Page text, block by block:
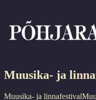
Muusika- ja
Muusika- ja linnafestival